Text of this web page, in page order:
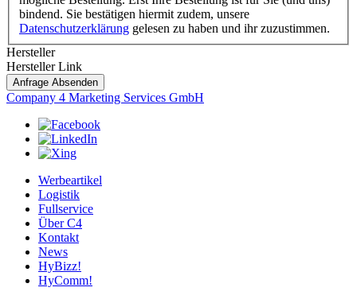
bindend. Sie bestätigen hiermit zudem, unsere
Datenschutzerklärung gelesen zu haben und ihr zuzustimmen.
Hersteller
Hersteller Link
Anfrage Absenden
Company 4 Marketing Services GmbH
Werbeartikel
Logistik
Fullservice
Über C4
Kontakt
News
HyBizz!
HyComm!